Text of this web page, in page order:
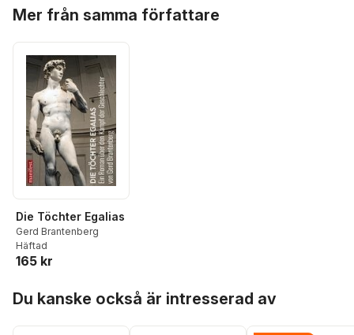
Mer från samma författare
Die Töchter Egalias
Gerd Brantenberg
Häftad
165 kr
Du kanske också är intresserad av